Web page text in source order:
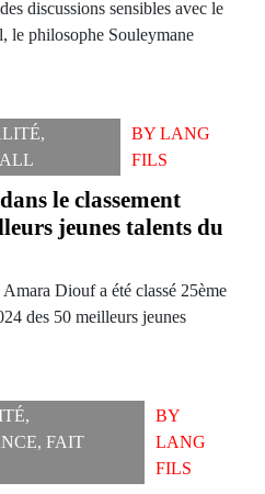
discussions sensibles avec le
le philosophe Souleymane
,
BY LANG
FILS
le classement
jeunes talents du
Diouf a été classé 25ème
des 50 meilleurs jeunes
,
, FAIT
BY
LANG
FILS